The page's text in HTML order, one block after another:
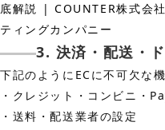
底解説 | COUNTER株式会
ティングカンパニー
3. 決済・配送・
下記のようにECに不可欠な
・クレジット・コンビニ・
・送料・配送業者の設定